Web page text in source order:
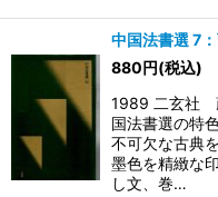
中国法書選 7
880円(税込)
1989 二玄社
国法書選の特
不可欠な古典
墨色を精緻な
し文、巻…